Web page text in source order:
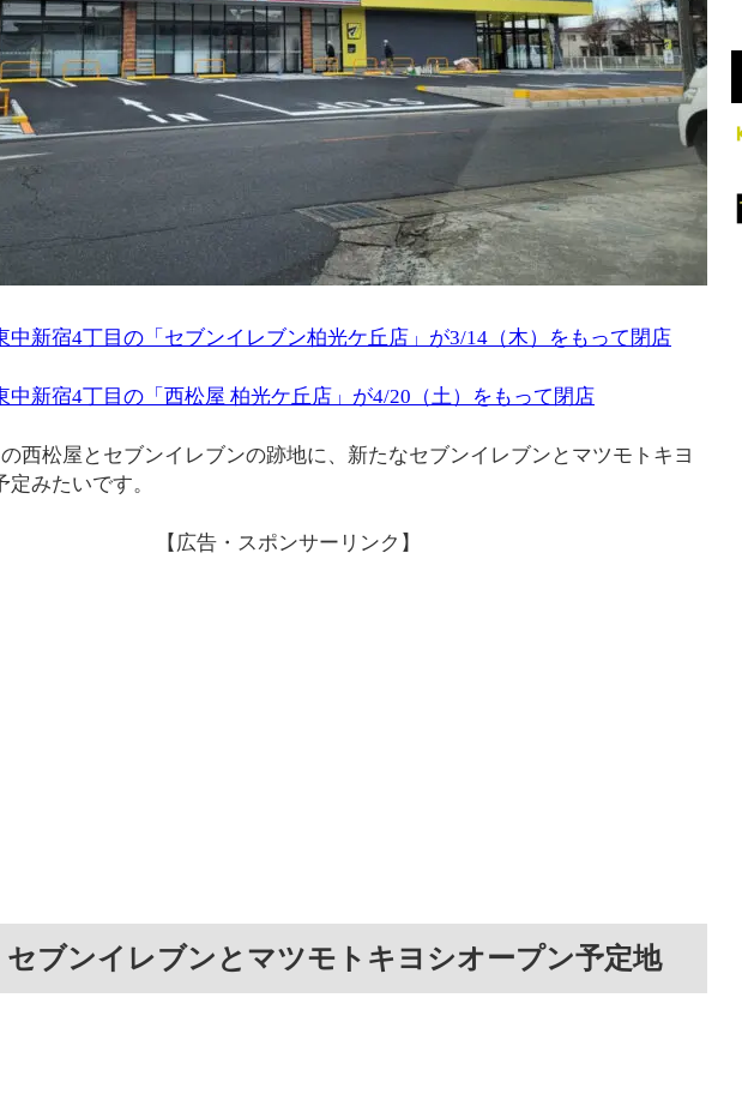
中新宿4丁目の「セブンイレブン柏光ケ丘店」が3/14（木）をもって閉店
中新宿4丁目の「西松屋 柏光ケ丘店」が4/20（土）をもって閉店
西松屋とセブンイレブンの跡地に、新たなセブンイレブンとマツモトキヨ
みたいです。
【広告・スポンサーリンク】
セブンイレブンとマツモトキヨシオープン予定地